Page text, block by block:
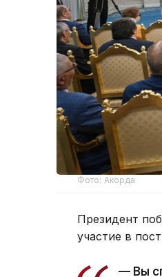
Фото: Акорда
Президент
участие в
— Вы